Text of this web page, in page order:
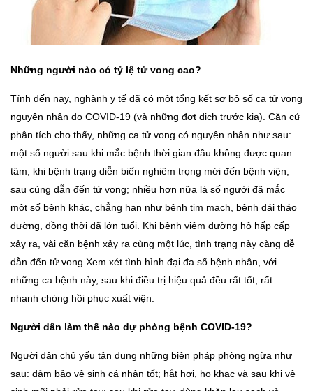
Những người nào có tỷ lệ tử vong cao?
Tính đến nay, nghành y tế đã có một tổng kết sơ bộ số ca tử vong
nguyên nhân do COVID-19 (và những đợt dịch trước kia). Căn cứ
phân tích cho thấy, những ca tử vong có nguyên nhân như sau:
một số người sau khi mắc bệnh thời gian đầu không được quan
tâm, khi bệnh trạng diễn biến nghiêm trọng mới đến bệnh viện,
sau cùng dẫn đến tử vong; nhiều hơn nữa là số người đã mắc
một số bệnh khác, chẳng hạn như bệnh tim mạch, bệnh đái tháo
đường, đồng thời đã lớn tuổi. Khi bệnh viêm đường hô hấp cấp
xảy ra, vài căn bệnh xảy ra cùng một lúc, tình trạng này càng dễ
dẫn đến tử vong.Xem xét tình hình đại đa số bệnh nhân, với
những ca bệnh này, sau khi điều trị hiệu quả đều rất tốt, rất
nhanh chóng hồi phục xuất viện.
Người dân làm thế nào dự phòng bệnh COVID-19?
Người dân chủ yếu tận dụng những biện pháp phòng ngừa như
sau: đảm bảo vệ sinh cá nhân tốt; hắt hơi, ho khạc và sau khi vệ